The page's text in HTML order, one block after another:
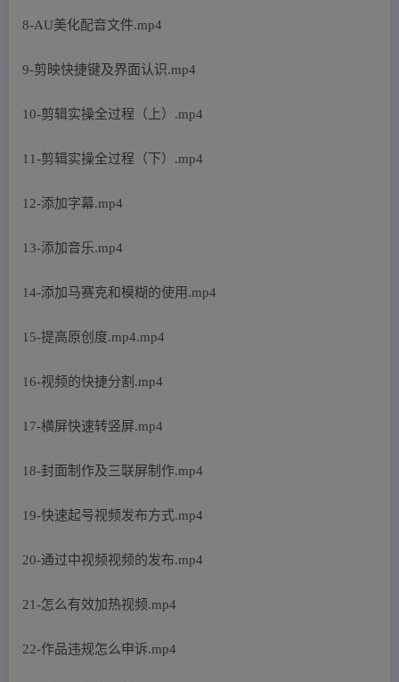
8-AU美化配音文件.mp4
9-剪映快捷键及界面认识.mp4
10-剪辑实操全过程（上）.mp4
11-剪辑实操全过程（下）.mp4
12-添加字幕.mp4
13-添加音乐.mp4
14-添加马赛克和模糊的使用.mp4
15-提高原创度.mp4.mp4
16-视频的快捷分割.mp4
17-横屏快速转竖屏.mp4
18-封面制作及三联屏制作.mp4
19-快速起号视频发布方式.mp4
20-通过中视频视频的发布.mp4
21-怎么有效加热视频.mp4
22-作品违规怎么申诉.mp4